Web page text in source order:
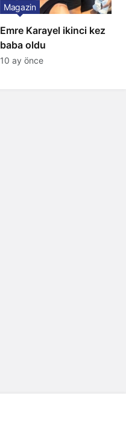
Emre Karayel ikinci kez
baba oldu
Magazin
10 ay önce